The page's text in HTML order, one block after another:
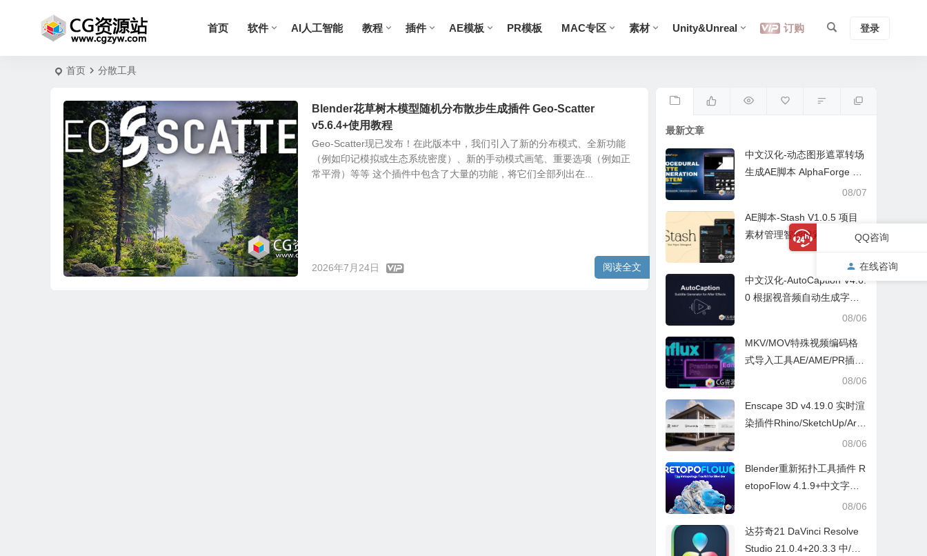
首页 软件 AI人工智能 教程 插件 AE模板 PR模板 MAC专区 素材 Unity&Unreal 订购 登录
首页 分散工具
Blender花草树木模型随机分布散步生成插件 Geo-Scatter
v5.6.4+使用教程
Geo-Scatter现已发布！在此版本中，我们引入了新的分布模式、全新功能
（例如印记模拟或生态系统密度）、新的手动模式画笔、重要选项（例如正
常平滑）等等 这个插件中包含了大量的功能，将它们全部列出在...
2026年7月24日 阅读全文
最新文章
中文汉化-动态图形遮罩转场
生成AE脚本 AlphaForge v1.
08/07
AE脚本-Stash V1.0.5 项目
素材管理智能搜索面板 + 中
文字幕教程
中文汉化-AutoCaption V4.6.
0 根据视音频自动生成字幕A
08/06
MKV/MOV特殊视频编码格
式导入工具AE/AME/PR插件
08/06
Enscape 3D v4.19.0 实时渲
染插件Rhino/SketchUp/Arc
hicad/Revit Win+ 预设库08/06
Blender重新拓扑工具插件 R
etopoFlow 4.1.9+中文字幕
08/06
达芬奇21 DaVinci Resolve
Studio 21.0.4+20.3.3 中/英
QQ咨询
在线咨询